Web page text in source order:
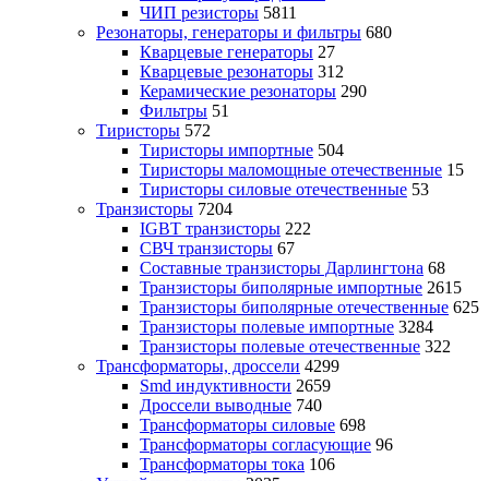
ЧИП резисторы 5811
Резонаторы, генераторы и фильтры 680
Кварцевые генераторы 27
Кварцевые резонаторы 312
Керамические резонаторы 290
Фильтры 51
Тиристоры 572
Тиристоры импортные 504
Тиристоры маломощные отечественные 15
Тиристоры силовые отечественные 53
Транзисторы 7204
IGBT транзисторы 222
СВЧ транзисторы 67
Составные транзисторы Дарлингтона 68
Транзисторы биполярные импортные 2615
Транзисторы биполярные отечественные 625
Транзисторы полевые импортные 3284
Транзисторы полевые отечественные 322
Трансформаторы, дроссели 4299
Smd индуктивности 2659
Дроссели выводные 740
Трансформаторы силовые 698
Трансформаторы согласующие 96
Трансформаторы тока 106